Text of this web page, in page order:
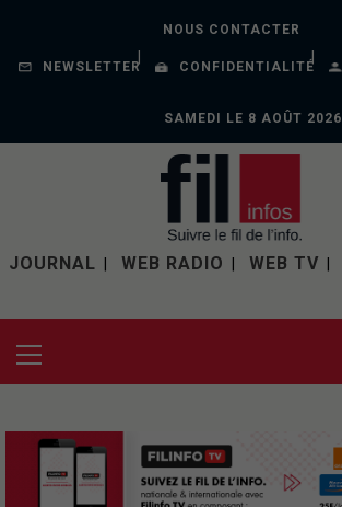
NOUS CONTACTER
NEWSLETTER CONFIDENTIALITÉ
SAMEDI LE 8 AOÛT 2026
JOURNAL WEB RADIO WEB TV